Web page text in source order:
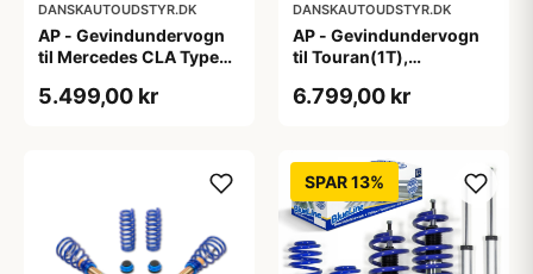
DANSKAUTOUDSTYR.DK
AP - Gevindundervogn
til Mercedes CLA Type
5.499,00 kr
DANSKAUTOUDSTYR.DK
AP - Gevindundervogn
til Touran(1T),
Quattro(8P), fjedreben
6.799,00 kr
SPAR 13%